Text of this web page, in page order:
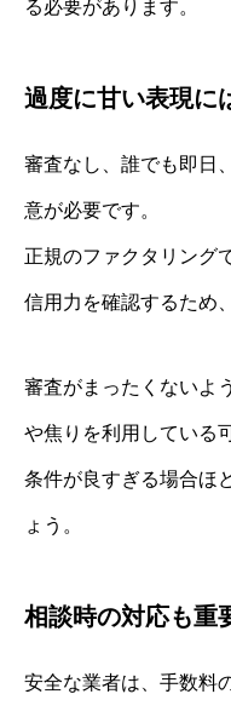
る必要があります。
過度に甘い表現に
審査なし、誰でも即日
意が必要です。
正規のファクタリング
信用力を確認するため
審査がまったくないよ
や焦りを利用している
条件が良すぎる場合ほ
ょう。
相談時の対応も重
安全な業者は、手数料